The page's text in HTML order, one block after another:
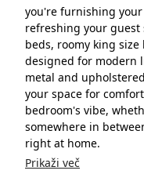
you're furnishing
refreshing your guest
beds, roomy king
designed for modern
metal and
your space for
bedroom's vibe,
somewhere in
right at home.
Prikaži več